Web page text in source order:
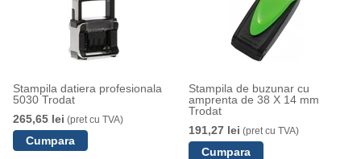
Stampila datiera profesionala
5030 Trodat
265,65 lei (pret cu TVA)
Stampila de buzunar cu
amprenta de 38 X 14 mm
Trodat
191,27 lei (pret cu TVA)